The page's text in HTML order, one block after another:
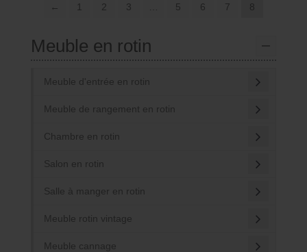
← 1 2 3 5 6 7 8
Meuble en rotin
Meuble d'entrée en rotin
Meuble de rangement en rotin
Chambre en rotin
Salon en rotin
Salle à manger en rotin
Meuble rotin vintage
Meuble cannage